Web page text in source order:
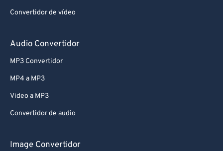
Convertidor de vídeo
Audio Convertidor
MP3 Convertidor
MP4 a MP3
Video a MP3
Convertidor de audio
Image Convertidor